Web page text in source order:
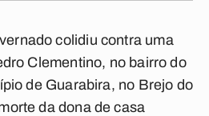
colidiu contra uma
Clementino, no bairro do
de Guarabira, no Brejo do
da dona de casa